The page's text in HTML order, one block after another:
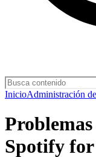
InicioAdministración
Spotify